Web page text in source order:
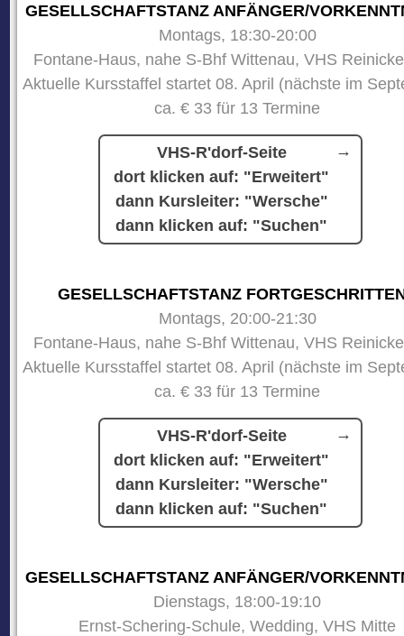
GESELLSCHAFTSTANZ ANFÄNGER/
Montags, 18:30-20:00
Fontane-Haus, nahe S-Bhf Wittenau, VHS
Aktuelle Kursstaffel startet 08. April (nächste im
ca. € 33 für 13 Termine
VHS-R'dorf-Seite
dort klicken auf: "Erweitert"
dann Kursleiter: "Wersche"
dann klicken auf: "Suchen"
GESELLSCHAFTSTANZ
Montags, 20:00-21:30
Fontane-Haus, nahe S-Bhf Wittenau, VHS
Aktuelle Kursstaffel startet 08. April (nächste im
ca. € 33 für 13 Termine
VHS-R'dorf-Seite
dort klicken auf: "Erweitert"
dann Kursleiter: "Wersche"
dann klicken auf: "Suchen"
GESELLSCHAFTSTANZ ANFÄNGER/
Dienstags, 18:00-19:10
Ernst-Schering-Schule, Wedding, VHS Mitte